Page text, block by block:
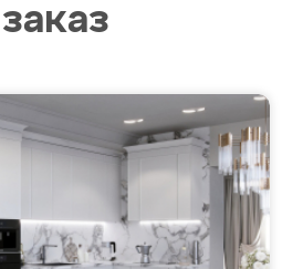
заказ